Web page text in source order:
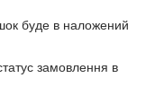
буде в наложений
замовлення в